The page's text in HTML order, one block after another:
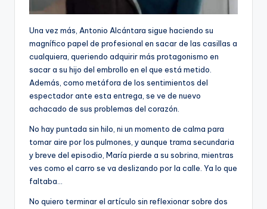
Una vez más, Antonio Alcántara sigue haciendo su
magnífico papel de profesional en sacar de las casillas a
cualquiera, queriendo adquirir más protagonismo en
sacar a su hijo del embrollo en el que está metido.
Además, como metáfora de los sentimientos del
espectador ante esta entrega, se ve de nuevo
achacado de sus problemas del corazón.
No hay puntada sin hilo, ni un momento de calma para
tomar aire por los pulmones, y aunque trama secundaria
y breve del episodio, María pierde a su sobrina, mientras
ves como el carro se va deslizando por la calle. Ya lo que
faltaba…
No quiero terminar el artículo sin reflexionar sobre dos